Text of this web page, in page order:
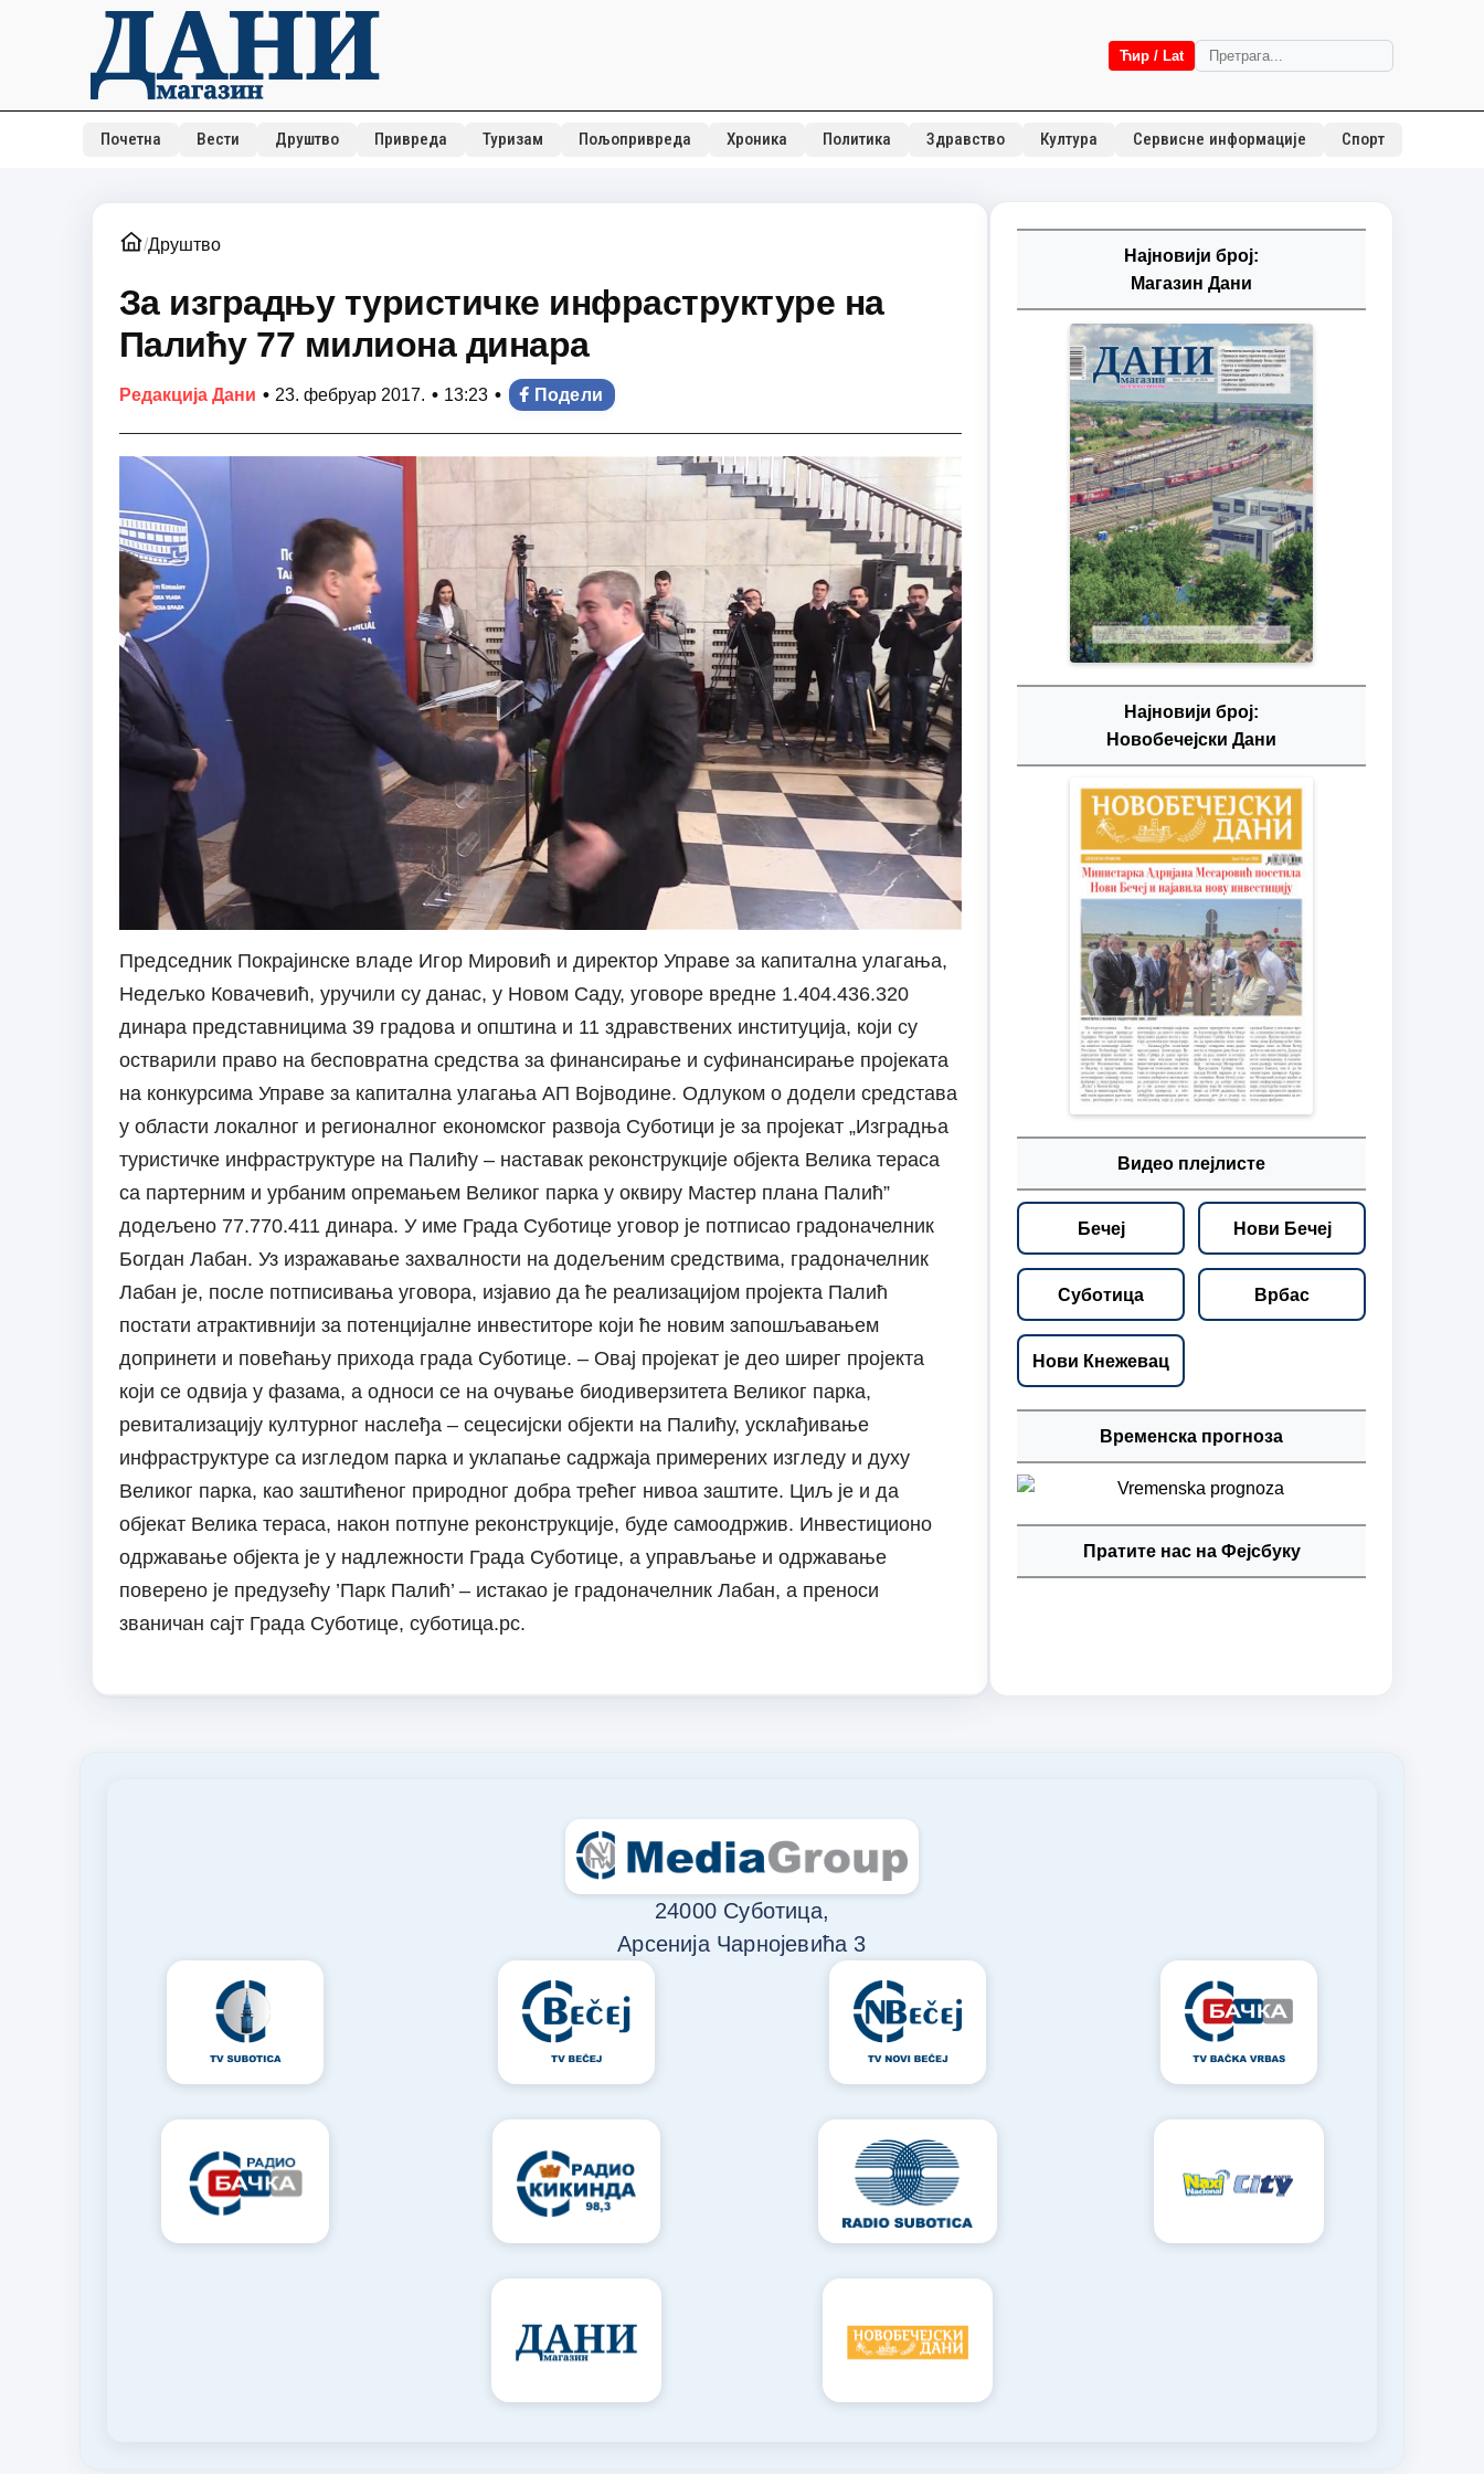
Ћир / Lat
Почетна Вести Друштво Привреда Туризам Пољопривреда Хроника Политика Здравство Култура Сервисне информације Спорт
/Друштво
За изградњу туристичке инфраструктуре на
Палићу 77 милиона динара
Редакција Дани • 23. фебруар 2017. • 13:23 • Подели
Председник Покрајинске владе Игор Мировић и директор Управе за капитална улагања,
Недељко Ковачевић, уручили су данас, у Новом Саду, уговоре вредне 1.404.436.320
динара представницима 39 градова и општина и 11 здравствених институција, који су
остварили право на бесповратна средства за финансирање и суфинансирање пројеката
на конкурсима Управе за капитална улагања АП Војводине. Одлуком о додели средстава
у области локалног и регионалног економског развоја Суботици је за пројекат „Изградња
туристичке инфраструктуре на Палићу – наставак реконструкције објекта Велика тераса
са партерним и урбаним опремањем Великог парка у оквиру Мастер плана Палић”
додељено 77.770.411 динара. У име Града Суботице уговор је потписао градоначелник
Богдан Лабан. Уз изражавање захвалности на додељеним средствима, градоначелник
Лабан је, после потписивања уговора, изјавио да ће реализацијом пројекта Палић
постати атрактивнији за потенцијалне инвеститоре који ће новим запошљавањем
допринети и повећању прихода града Суботице. – Овај пројекат је део ширег пројекта
који се одвија у фазама, а односи се на очување биодиверзитета Великог парка,
ревитализацију културног наслеђа – сецесијски објекти на Палићу, усклађивање
инфраструктуре са изгледом парка и уклапање садржаја примерених изгледу и духу
Великог парка, као заштићеног природног добра трећег нивоа заштите. Циљ је и да
објекат Велика тераса, након потпуне реконструкције, буде самоодржив. Инвестиционо
одржавање објекта је у надлежности Града Суботице, а управљање и одржавање
поверено је предузећу ’Парк Палић’ – истакао је градоначелник Лабан, а преноси
званичан сајт Града Суботице, суботица.рс.
Најновији број:
Магазин Дани
Најновији број:
Новобечејски Дани
Видео плејлисте
Бечеј Нови Бечеј
Суботица Врбас
Нови Кнежевац
Временска прогноза
Пратите нас на Фејсбуку
24000 Суботица,
Арсенија Чарнојевића 3